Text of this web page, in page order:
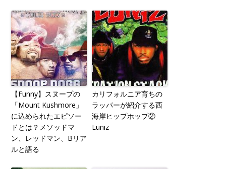
【Funny】スヌープの
「Mount Kushmore」
に込められたエピソー
ドとは？メソッドマ
ン、レッドマン、Bリア
ルと語る
カリフォルニア育ちの
ラッパーが紹介する西
海岸ヒップホップ②
Luniz